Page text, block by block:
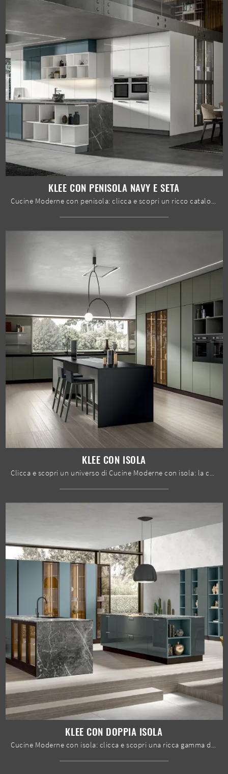
KLEE CON PENISOLA NAVY E SETA
KLEE CON ISOLA
Clicca e scopri un universo di Cucine Moderne con isola: la cucina Klee con isola Home Cucine in laccato opaco ti aspetta!
KLEE CON DOPPIA ISOLA
Cucine Moderne con isola: clicca e scopri una ricca gamma di soluzioni della marca Home Cucine, tra cui il modello Klee con doppia isola.